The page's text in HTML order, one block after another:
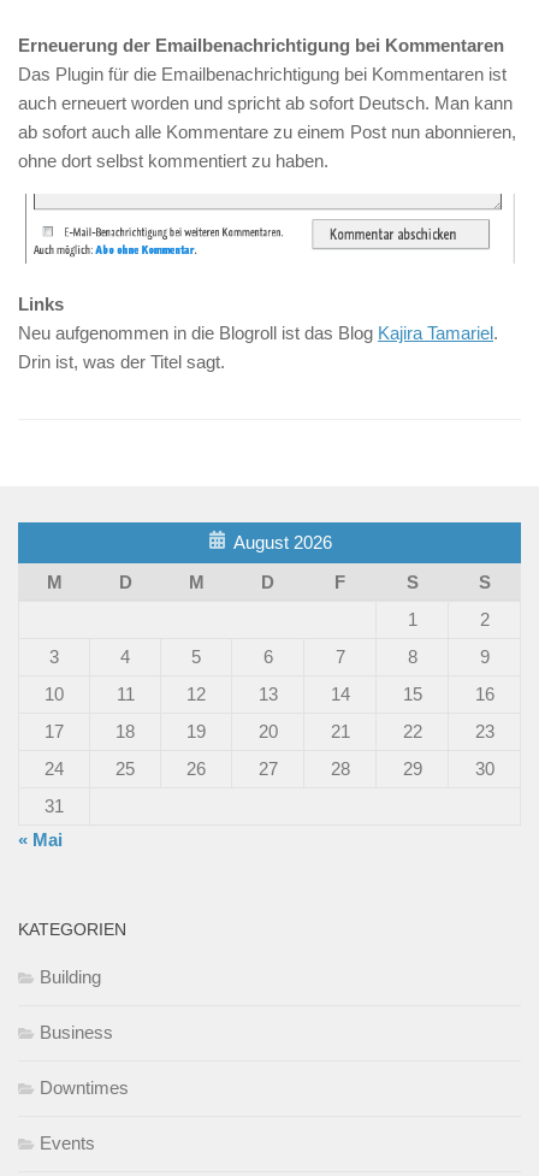
Erneuerung der Emailbenachrichtigung bei Kommentaren
Das Plugin für die Emailbenachrichtigung bei Kommentaren ist
auch erneuert worden und spricht ab sofort Deutsch. Man kann
ab sofort auch alle Kommentare zu einem Post nun abonnieren,
ohne dort selbst kommentiert zu haben.
Links
Neu aufgenommen in die Blogroll ist das Blog Kajira Tamariel.
Drin ist, was der Titel sagt.
August 2026
M
D M D F S
S
1
2
3
4 5 6 7 8
9
10
11 12 13 14 15
16
17
18 19 20 21 22
23
24
25 26 27 28 29
30
31
« Mai
KATEGORIEN
Building
Business
Downtimes
Events